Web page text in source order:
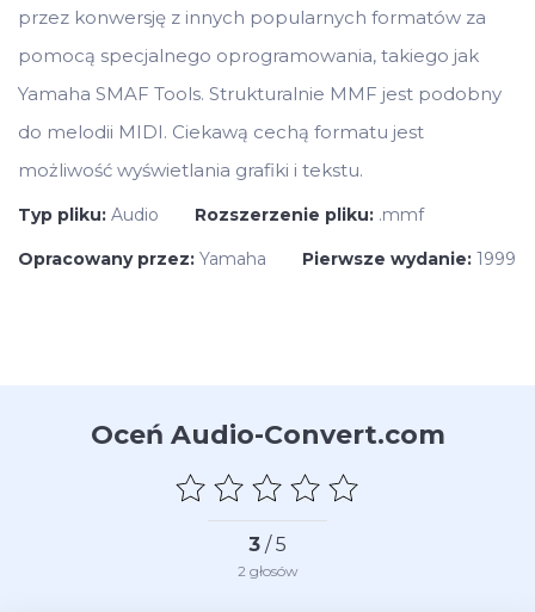
przez konwersję z innych popularnych formatów za
pomocą specjalnego oprogramowania, takiego jak
Yamaha SMAF Tools. Strukturalnie MMF jest podobny
do melodii MIDI. Ciekawą cechą formatu jest
możliwość wyświetlania grafiki i tekstu.
Typ pliku: Audio Rozszerzenie pliku: .mmf
Opracowany przez: Yamaha Pierwsze wydanie: 1999
Oceń Audio-Convert.com
3 / 5
2głosów